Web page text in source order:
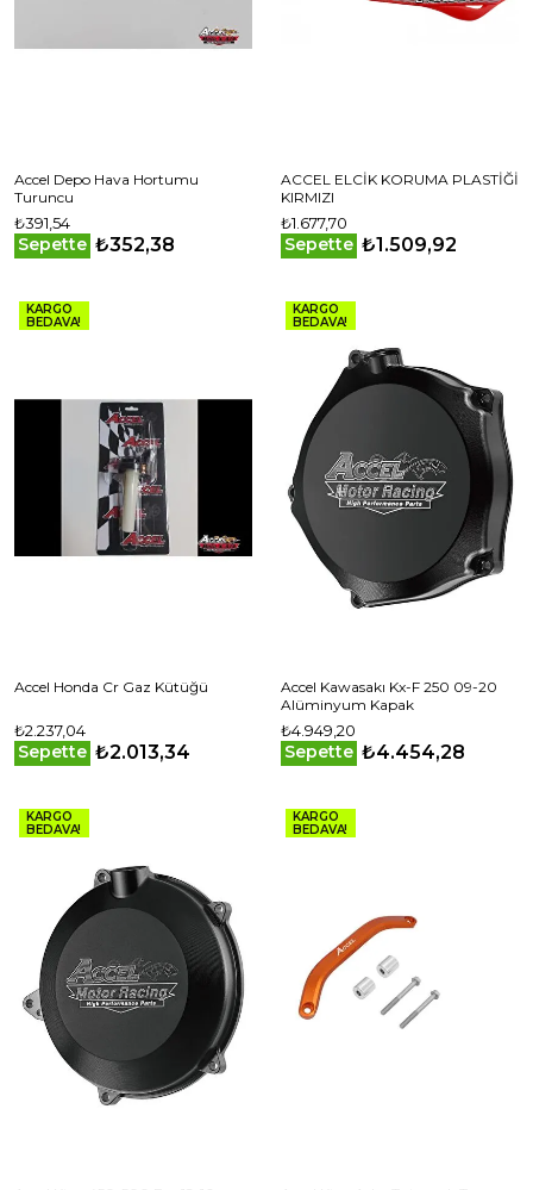
Accel Depo Hava Hortumu
Turuncu
₺391,54
Sepette ₺352,38
ACCEL ELCİK KORUMA PLASTİĞİ
KIRMIZI
₺1.677,70
Sepette ₺1.509,92
KARGO
BEDAVA!
Accel Honda Cr Gaz Kütüğü
₺2.237,04
Sepette ₺2.013,34
KARGO
BEDAVA!
Accel Kawasakı Kx-F 250 09-20
Alüminyum Kapak
₺4.949,20
Sepette ₺4.454,28
KARGO
BEDAVA!
KARGO
BEDAVA!